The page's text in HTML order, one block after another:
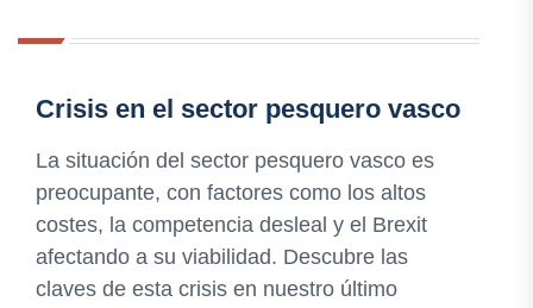
Crisis en el sector pesquero vasco
La situación del sector pesquero vasco es
preocupante, con factores como los altos
costes, la competencia desleal y el Brexit
afectando a su viabilidad. Descubre las
claves de esta crisis en nuestro último